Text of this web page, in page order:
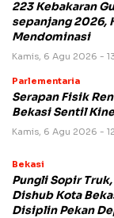
223 Kebakaran
sepanjang 2026,
Mendominasi
Kamis, 6 Agu 2026 -
Parlementaria
Serapan Fisik
Bekasi Sentil
Kamis, 6 Agu 2026 -
Bekasi
Pungli Sopir Truk,
Dishub Kota
Disiplin Pekan